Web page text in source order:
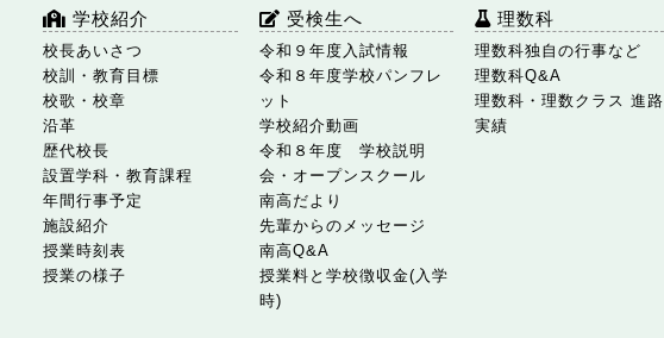
学校紹介
校長あいさつ
校訓・教育目標
校歌・校章
沿革
歴代校長
設置学科・教育課程
年間行事予定
施設紹介
授業時刻表
授業の様子
受検生へ
令和９年度入試情報
令和８年度学校パンフレ
ット
学校紹介動画
令和８年度 学校説明
会・オープンスクール
南高だより
先輩からのメッセージ
南高Q&A
授業料と学校徴収金(入学
時)
理数科
理数科独自の行事など
理数科Q&A
理数科・理数クラス 進路
実績